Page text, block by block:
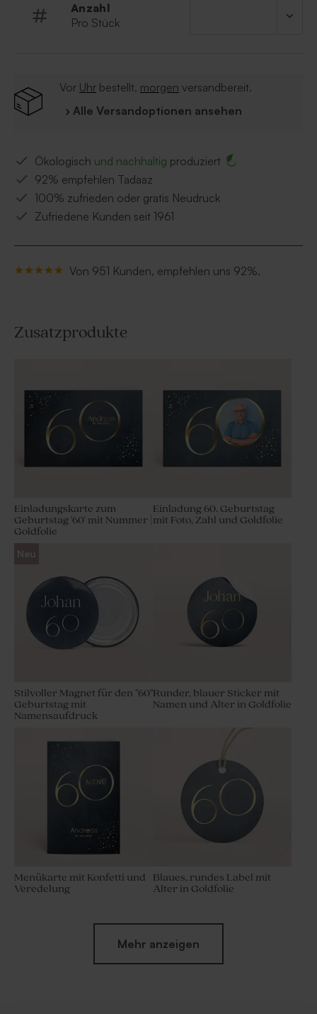
Anzahl
Pro Stück
Vor Uhr bestellt, morgen versandbereit.
› Alle Versandoptionen ansehen
Ökologisch und nachhaltig produziert
92% empfehlen Tadaaz
100% zufrieden oder gratis Neudruck
Zufriedene Kunden seit 1961
Von 951 Kunden, empfehlen uns 92%.
Zusatzprodukte
Einladungskarte zum
Geburtstag '60' mit Nummer |
Goldfolie
Einladung 60. Geburtstag
mit Foto, Zahl und Goldfolie
Neu
Stilvoller Magnet für den ''60''
Geburtstag mit
Namensaufdruck
Runder, blauer Sticker mit
Namen und Alter in Goldfolie
Menükarte mit Konfetti und
Veredelung
Blaues, rundes Label mit
Alter in Goldfolie
Neu
Mehr anzeigen